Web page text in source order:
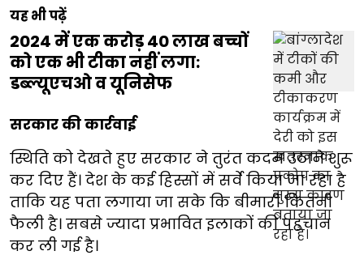
यह भी पढ़ें
2024 में एक करोड़ 40 लाख बच्चों
को एक भी टीका नहीं लगा:
डब्ल्यूएचओ व यूनिसेफ
सरकार की कार्रवाई
स्थिति को देखते हुए सरकार ने तुरंत कदम उठाने शुरू
कर दिए हैं। देश के कई हिस्सों में सर्वे किया जा रहा है
ताकि यह पता लगाया जा सके कि बीमारी कितनी
फैली है। सबसे ज्यादा प्रभावित इलाकों की पहचान
कर ली गई है।